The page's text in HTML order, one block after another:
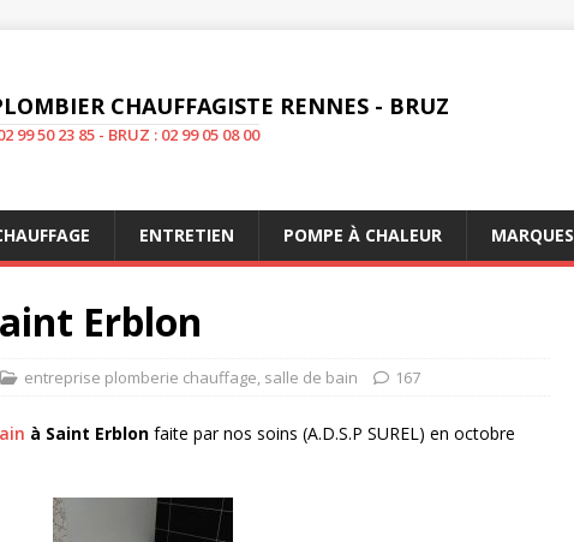
CHAUFFAGISTE RENNES - BRUZ
99 50 23 85 - BRUZ : 02 99 05 08 00
ENTRETIEN POMPE À CHALEUR MARQUES
Erblon
entreprise plomberie chauffage, salle de bain 167
à Saint Erblon faite par nos soins (A.D.S.P SUREL) en octobre